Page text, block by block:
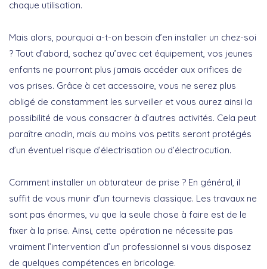
chaque utilisation.
Mais alors, pourquoi a-t-on besoin d’en installer un chez-soi
? Tout d’abord, sachez qu’avec cet équipement, vos jeunes
enfants ne pourront plus jamais accéder aux orifices de
vos prises. Grâce à cet accessoire, vous ne serez plus
obligé de constamment les surveiller et vous aurez ainsi la
possibilité de vous consacrer à d’autres activités. Cela peut
paraître anodin, mais au moins vos petits seront protégés
d’un éventuel risque d’électrisation ou d’électrocution.
Comment installer un obturateur de prise ? En général, il
suffit de vous munir d’un tournevis classique. Les travaux ne
sont pas énormes, vu que la seule chose à faire est de le
fixer à la prise. Ainsi, cette opération ne nécessite pas
vraiment l’intervention d’un professionnel si vous disposez
de quelques compétences en bricolage.